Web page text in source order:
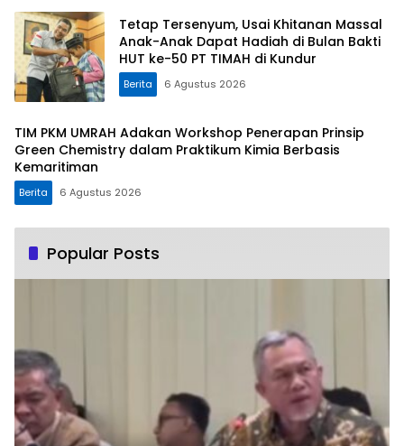
Tetap Tersenyum, Usai Khitanan Massal
Anak-Anak Dapat Hadiah di Bulan Bakti
HUT ke-50 PT TIMAH di Kundur
Berita 6 Agustus 2026
TIM PKM UMRAH Adakan Workshop Penerapan Prinsip
Green Chemistry dalam Praktikum Kimia Berbasis
Kemaritiman
Berita 6 Agustus 2026
Popular Posts